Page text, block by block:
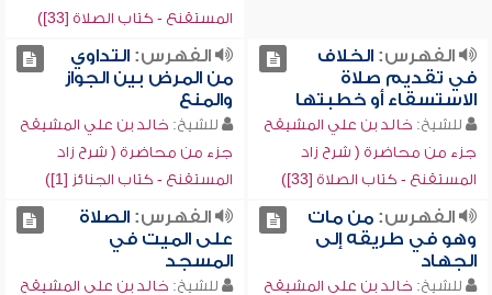
المستقنع - كتاب الصلاة [33])
الفهرس:الخلاف
في تقديم صلاة
الاستسقاء أو خطبتها
للشيخ: خالد بن علي المشيقح
جزء من محاضرة ( شرح زاد
المستقنع - كتاب الصلاة [33])
الفهرس:التداوي
من المرض بين الجواز
والمنع
للشيخ: خالد بن علي المشيقح
جزء من محاضرة ( شرح زاد
المستقنع - كتاب الجنائز [1])
الفهرس:من مات
وهو في طريقه إلى
الجهاد
للشيخ: خالد بن علي المشيقح
الفهرس:الصلاة
على الميت في
المسجد
للشيخ: خالد بن علي المشيقح